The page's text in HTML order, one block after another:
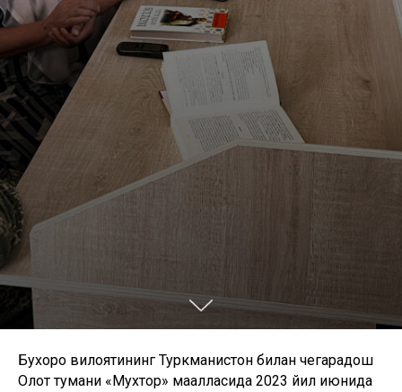
Бухоро вилоятининг Туркманистон билан чегарадош
Олот тумани «Мухтор» маҳалласида 2023 йил июнида